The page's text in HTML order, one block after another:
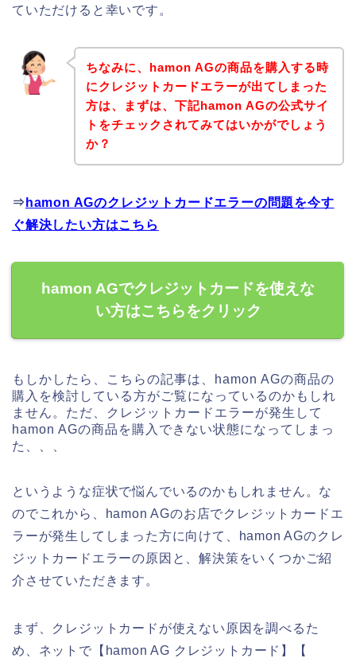
ていただけると幸いです。
ちなみに、hamon AGの商品を購入する時
にクレジットカードエラーが出てしまった
方は、まずは、下記hamon AGの公式サイ
トをチェックされてみてはいかがでしょう
か？
⇒ hamon AGのクレジットカードエラーの問題を今す
ぐ解決したい方はこちら
hamon AGでクレジットカードを使えな
い方はこちらをクリック
もしかしたら、こちらの記事は、hamon AGの商品の
購入を検討している方がご覧になっているのかもしれ
ません。ただ、クレジットカードエラーが発生して
hamon AGの商品を購入できない状態になってしまっ
た、、、
というような症状で悩んでいるのかもしれません。な
のでこれから、hamon AGのお店でクレジットカードエ
ラーが発生してしまった方に向けて、hamon AGのクレ
ジットカードエラーの原因と、解決策をいくつかご紹
介させていただきます。
まず、クレジットカードが使えない原因を調べるた
め、ネットで【hamon AG クレジットカード】【